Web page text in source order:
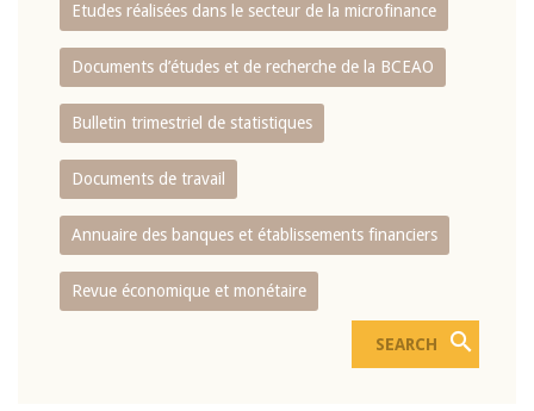
Etudes réalisées dans le secteur de la microfinance
Documents d’études et de recherche de la BCEAO
Bulletin trimestriel de statistiques
Documents de travail
Annuaire des banques et établissements financiers
Revue économique et monétaire